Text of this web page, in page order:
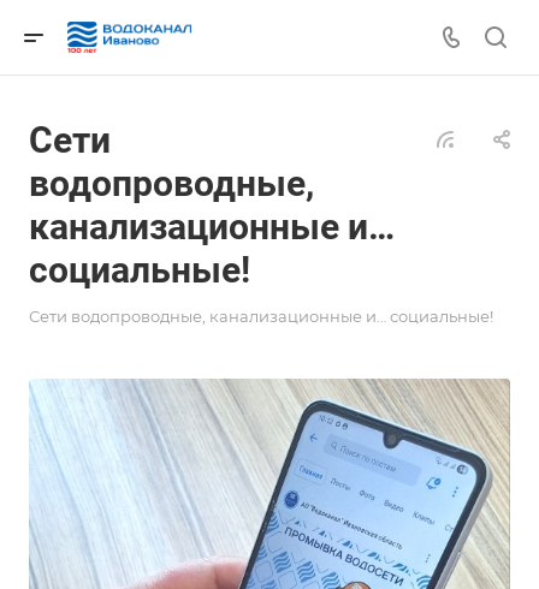
Сети
водопроводные,
канализационные и…
социальные!
Сети водопроводные, канализационные и… социальные!